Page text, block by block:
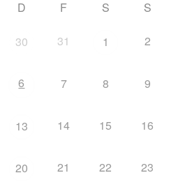
D F S S
30 31 1 2
6 7 8 9
13 14 15 16
20 21 22 23